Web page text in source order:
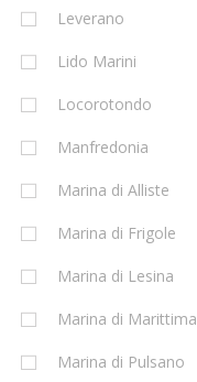
Leverano
Lido Marini
Locorotondo
Manfredonia
Marina di Alliste
Marina di Frigole
Marina di Lesina
Marina di Marittima
Marina di Pulsano